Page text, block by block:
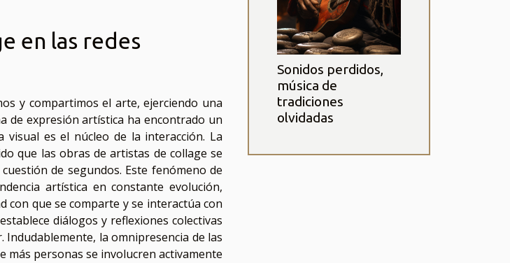
en las redes
y compartimos el arte, ejerciendo una
de expresión artística ha encontrado un
es el núcleo de la interacción. La
que las obras de artistas de collage se
de segundos. Este fenómeno de
artística en constante evolución,
con que se comparte y se interactúa con
diálogos y reflexiones colectivas
la omnipresencia de las
más personas se involucren activamente
Sonidos perdidos,
música de
tradiciones
olvidadas